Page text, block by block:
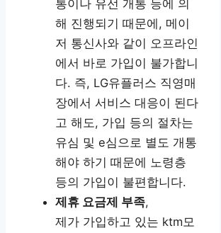
통이나 유선 개통 등에 의
해 진행되기 때문에, 메이
저 통신사와 같이 오프라인
에서 바로 가입이 불가합니
다. 즉, LG유플러스 직영매
장에서 서비스 대응이 된다
고 해도, 가입 등의 절차는
유심 및 e심으로 별도 개통
해야 하기 때문에 노령층
등의 가입이 불편합니다.
제휴 요금제 부족,
제가 가입하고 있는 ktm모